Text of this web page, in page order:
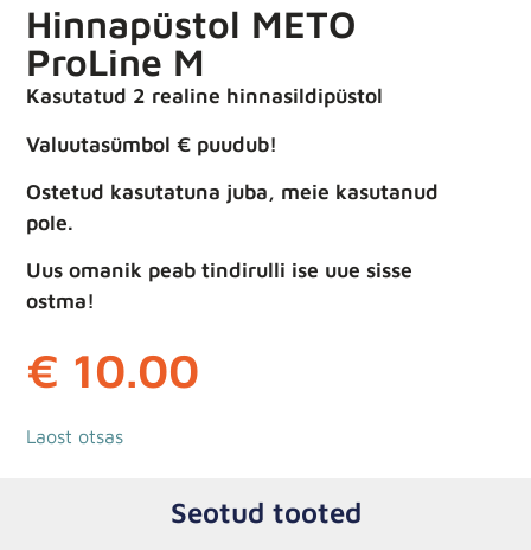
Hinnapüstol METO
ProLine M
Kasutatud 2 realine hinnasildipüstol
Valuutasümbol € puudub!
Ostetud kasutatuna juba, meie kasutanud
pole.
Uus omanik peab tindirulli ise uue sisse
ostma!
€ 10.00
Laost otsas
Seotud tooted